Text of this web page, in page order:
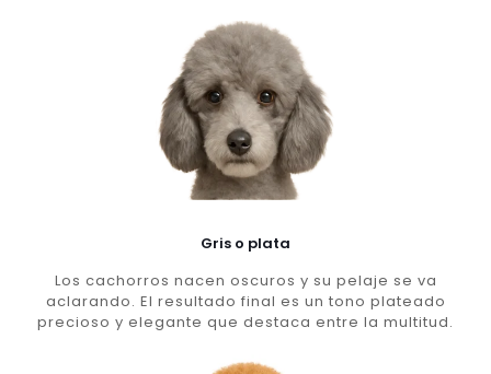
Gris o plata
Los cachorros nacen oscuros y su pelaje se va
aclarando. El resultado final es un tono plateado
precioso y elegante que destaca entre la multitud.